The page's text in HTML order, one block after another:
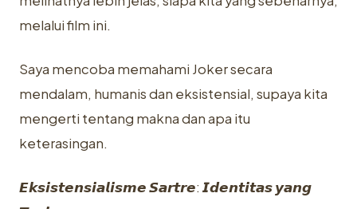
melalui film ini.
Saya mencoba memahami Joker secara
mendalam, humanis dan eksistensial, supaya kita
mengerti tentang makna dan apa itu
keterasingan.
𝙀𝙠𝙨𝙞𝙨𝙩𝙚𝙣𝙨𝙞𝙖𝙡𝙞𝙨𝙢𝙚 𝙎𝙖𝙧𝙩𝙧𝙚: 𝙄𝙙𝙚𝙣𝙩𝙞𝙩𝙖𝙨 𝙮𝙖𝙣𝙜